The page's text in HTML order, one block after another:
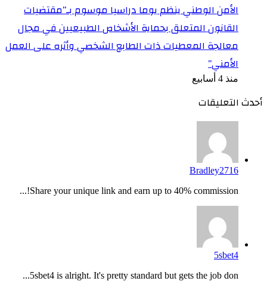
الأمن الوطني ينظم يوما دراسيا موسوم بـ”مقتضيات
القانون المتعلق بحماية الأشخاص الطبيعيين في مجال
معالجة المعطيات ذات الطابع الشخصي وأثره على العمل
الأمني”
منذ 4 أسابيع
أحدث التعليقات
Bradley2716
Share your unique link and earn up to 40% commission!...
5sbet4
5sbet4 is alright. It's pretty standard but gets the job don...